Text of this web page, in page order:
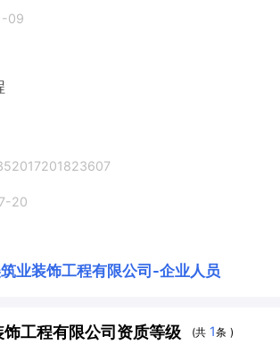
09
20
业装饰工程有限公司 -企业人员
工程有限公司资质等级 (共 1条 )